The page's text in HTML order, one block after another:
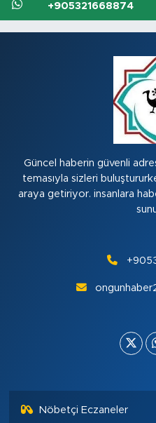
+905321668874
Güncel haberin güvenli
temasıyla sizleri
araya getiriyor. insanlara
Nöbetçi Eczaneler